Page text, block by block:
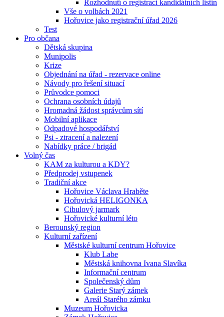
Rozhodnutí o registraci kandidátních listin
Vše o volbách 2021
Hořovice jako registrační úřad 2026
Test
Pro občana
Dětská skupina
Munipolis
Krize
Objednání na úřad - rezervace online
Návody pro řešení situací
Průvodce pomoci
Ochrana osobních údajů
Hromadná žádost správcům sítí
Mobilní aplikace
Odpadové hospodářství
Psi - ztracení a nalezení
Nabídky práce / brigád
Volný čas
KAM za kulturou a KDY?
Předprodej vstupenek
Tradiční akce
Hořovice Václava Hraběte
Hořovická HELIGONKA
Cibulový jarmark
Hořovické kulturní léto
Berounský region
Kulturní zařízení
Městské kulturní centrum Hořovice
Klub Labe
Městská knihovna Ivana Slavíka
Informační centrum
Společenský dům
Galerie Starý zámek
Areál Starého zámku
Muzeum Hořovicka